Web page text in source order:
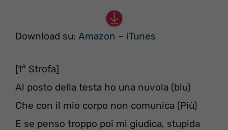
Download su: Amazon – iTunes
[1a Strofa]
Al posto della testa ho una nuvola (blu)
Che con il mio corpo non comunica (Più)
E se penso troppo poi mi giudica, stupida